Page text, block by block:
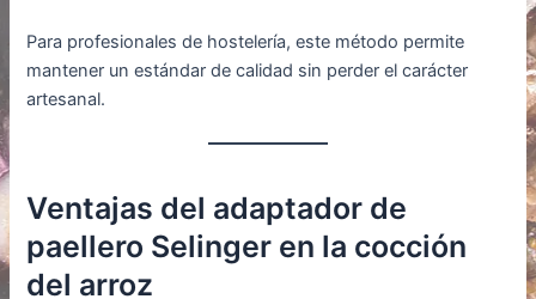
Para profesionales de hostelería, este método permite
mantener un estándar de calidad sin perder el carácter
artesanal.
Ventajas del adaptador de
paellero Selinger en la cocción
del arroz